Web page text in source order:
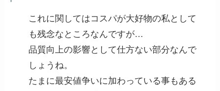
これに関してはコスパが大好物の私として
も残念なところなんですが…
品質向上の影響として仕方ない部分なんで
しょうね。
たまに最安値争いに加わっている事もある